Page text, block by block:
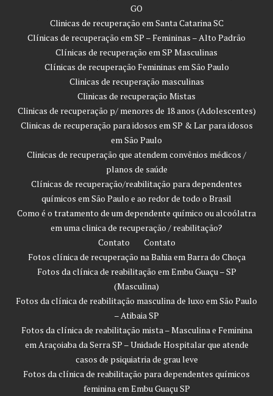
GO
Clinicas de recuperação em Santa Catarina SC
Clínicas de recuperação em SP – Femininas – Alto Padrão
Clínicas de recuperação em SP Masculinas
Clínicas de recuperação Femininas em São Paulo
Clinicas de recuperação masculinas
Clinicas de recuperação Mistas
Clinicas de recuperação p/ menores de 18 anos (Adolescentes)
Clinicas de recuperação para idosos em SP & Lar para idosos
em São Paulo
Clinicas de recuperação que atendem convênios médicos /
planos de saúde
Clínicas de recuperação/reabilitação para dependentes
químicos em São Paulo e ao redor de todo o Brasil
Como é o tratamento de um dependente químico ou alcoólatra
em uma clinica de recuperação / reabilitação?
Contato
Contato
Fotos clínica de recuperação na Bahia em Barra do Choça
Fotos da clínica de reabilitação em Embu Guaçu – SP
(Masculina)
Fotos da clínica de reabilitação masculina de luxo em São Paulo
– Atibaia SP
Fotos da clínica de reabilitação mista – Masculina e Feminina
em Araçoiaba da Serra SP – Unidade Hospitalar que atende
casos de psiquiatria de grau leve
Fotos da clínica de reabilitação para dependentes químicos
feminina em Embu Guaçu SP